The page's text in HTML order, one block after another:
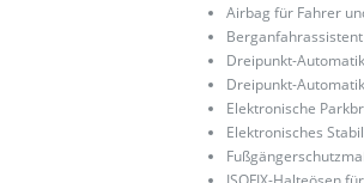
Airbag für Fahrer
Berganfahrassistent
Dreipunkt-
Dreipunkt-
Elektronische
Elektronisches